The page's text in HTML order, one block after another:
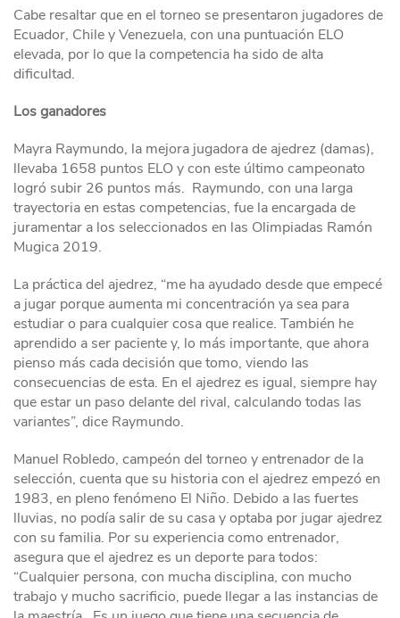
Cabe resaltar que en el torneo se presentaron jugadores de
Ecuador, Chile y Venezuela, con una puntuación ELO
elevada, por lo que la competencia ha sido de alta
dificultad.
Los ganadores
Mayra Raymundo, la mejora jugadora de ajedrez (damas),
llevaba 1658 puntos ELO y con este último campeonato
logró subir 26 puntos más. Raymundo, con una larga
trayectoria en estas competencias, fue la encargada de
juramentar a los seleccionados en las Olimpiadas Ramón
Mugica 2019.
La práctica del ajedrez, “me ha ayudado desde que empecé
a jugar porque aumenta mi concentración ya sea para
estudiar o para cualquier cosa que realice. También he
aprendido a ser paciente y, lo más importante, que ahora
pienso más cada decisión que tomo, viendo las
consecuencias de esta. En el ajedrez es igual, siempre hay
que estar un paso delante del rival, calculando todas las
variantes”, dice Raymundo.
Manuel Robledo, campeón del torneo y entrenador de la
selección, cuenta que su historia con el ajedrez empezó en
1983, en pleno fenómeno El Niño. Debido a las fuertes
lluvias, no podía salir de su casa y optaba por jugar ajedrez
con su familia. Por su experiencia como entrenador,
asegura que el ajedrez es un deporte para todos:
“Cualquier persona, con mucha disciplina, con mucho
trabajo y mucho sacrificio, puede llegar a las instancias de